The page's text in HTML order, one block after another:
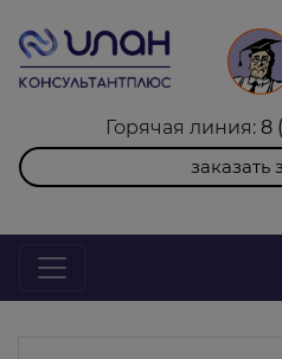
Горячая линия: 8
заказать